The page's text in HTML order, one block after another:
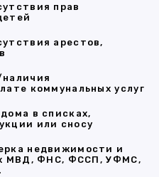
прав
арестов,
коммунальных услуг
в списках,
или сносу
недвижимости и
МВД, ФНС, ФССП, УФМС,